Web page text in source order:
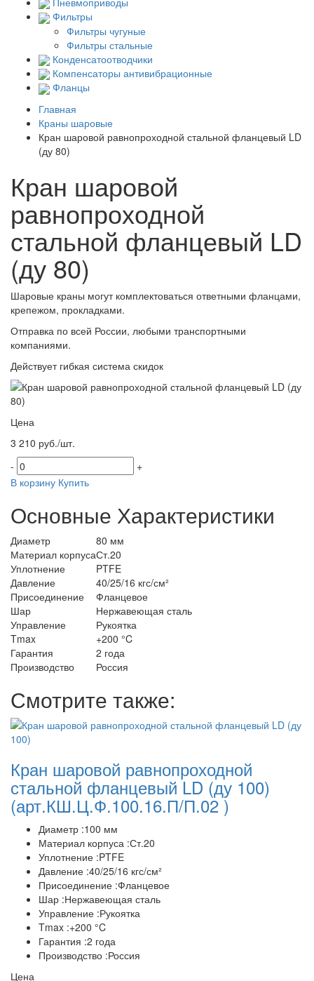
Фильтры
Фильтры чугуные
Фильтры стальные
Конденсатоотводчики
Компенсаторы антивибрационные
Фланцы
Главная
Краны шаровые
Кран шаровой равнопроходной стальной фланцевый LD
(ду 80)
Кран шаровой
равнопроходной
стальной фланцевый LD
(ду 80)
Шаровые краны могут комплектоваться ответными фланцами,
крепежом, прокладками.
Отправка по всей России, любыми транспортными
компаниями.
Действует гибкая система скидок
Цена
3 210 руб./шт.
-
+
В корзину Купить
Основные Характеристики
Диаметр
80 мм
Материал корпусаСт.20
Уплотнение
PTFE
Давление
40/25/16 кгс/см²
Присоединение
Фланцевое
Шар
Нержавеющая сталь
Управление
Рукоятка
Tmax
+200 °C
Гарантия
2 года
Производство
Россия
Смотрите также:
Кран шаровой равнопроходной
стальной фланцевый LD (ду 100)
(арт.КШ.Ц.Ф.100.16.П/П.02 )
Диаметр :100 мм
Материал корпуса :Ст.20
Уплотнение :PTFE
Давление :40/25/16 кгс/см²
Присоединение :Фланцевое
Шар :Нержавеющая сталь
Управление :Рукоятка
Tmax :+200 °C
Гарантия :2 года
Производство :Россия
Цена